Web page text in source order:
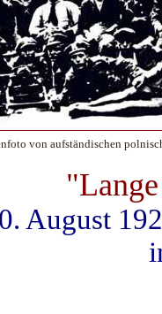
von aufständischen
August